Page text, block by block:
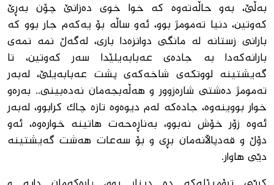
به‌ڵێ، به‌و حاڵەته‌وه‌ که‌ خوا خوى ده‌زانێ چۆن‌ بەڕێ
که‌وتین، دنیا ته‌مومژ بوو، ئه‌و ساڵه‌ بۆ یه‌که‌م جار بوو که
‌بارانى زستانه‌ له‌ مانگى دوانزه‌دا بارى، له‌گه‌ڵ نمه‌ نمه‌ى
بارانه‌که‌دا به‌ جاده‌ى عه‌بابه‌یلێدا سه‌ر که‌وتین، تا
گه‌یشتینه‌ لووتکه‌ى شاخه‌که‌ى پشت عه‌بابه‌یلێ، له‌به‌ر
ته‌مومژ ده‌شتى شاره‌زوور و هه‌ڵه‌بجه‌مان نه‌ده‌بینى.. به‌ره‌و
خوار بووینه‌وه‌، جاده‌که‌ له‌م دیوه‌وه‌ تازه‌ چاک کرابوو، له‌به‌ر
ئه‌وه‌ زۆر خۆش نه‌بوو، به‌ناڕه‌حه‌ت هاتینه‌ خواره‌وه‌، ئه‌و
دۆڵ و قه‌دپاڵانه‌مان بڕى و بۆ سه‌عات هه‌شت گه‌یشتینه‌
دێى هاوار.